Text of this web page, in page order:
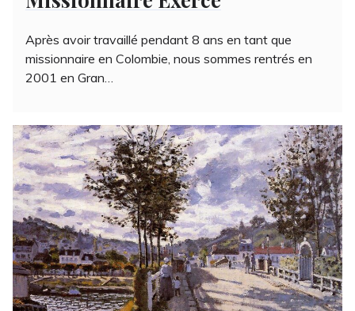
Après avoir travaillé pendant 8 ans en tant que
missionnaire en Colombie, nous sommes rentrés en
2001 en Gran…